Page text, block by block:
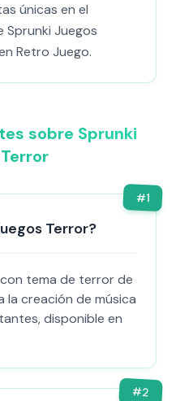
únicas en el
Sprunki Juegos
Retro Juego.
sobre Sprunki
#1
Terror?
tema de terror de
la creación de música
disponible en
#2